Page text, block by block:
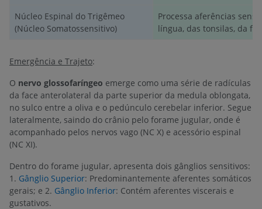
Núcleo Espinal do Trigêmeo
(Núcleo Somatossensitivo)
Processa aferências
língua, das tonsilas, da
Emergência e Trajeto:
O nervo glossofaríngeo emerge como uma série de radículas
da face anterolateral da parte superior da medula oblongata,
no sulco entre a oliva e o pedúnculo cerebelar inferior. Segue
lateralmente, saindo do crânio pelo forame jugular, onde é
acompanhado pelos nervos vago (NC X) e acessório espinal
(NC XI).
Dentro do forame jugular, apresenta dois gânglios sensitivos:
1. Gânglio Superior: Predominantemente aferentes somáticos
gerais; e 2. Gânglio Inferior: Contém aferentes viscerais e
gustativos.